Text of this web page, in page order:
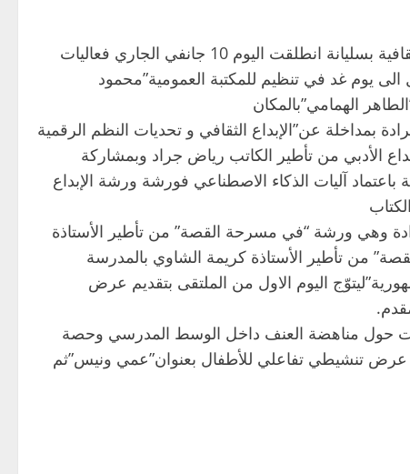
بإشراف المكتبة الجهوية بسليانة والمندوبية الجهوية للشؤون الثقافية بسليانة انطلقت اليوم 10 جانفي الجاري فعاليات
الى يوم غد في تنظيم للمكتبة العمومية”محمود
الهمامي”بالمكان
بمداخلة عن”الإبداع الثقافي و تحديات النظم الرقمية
الأدبي من تأطير الكاتب رياض جراد وبمشاركة
آليات الذكاء الاصطناعي فورشة ورشة الإبداع
وهي ورشة “في مسرحة القصة” من تأطير الأستاذة
من تأطير الأستاذة كريمة الشاوي بالمدرسة
اليوم الاول من الملتقى بتقديم عرض
من المداخلات حول مناهضة العنف داخل الوسط المدرسي وحصة
عرض تنشيطي تفاعلي للأطفال بعنوان”عمي ونيس”ثم